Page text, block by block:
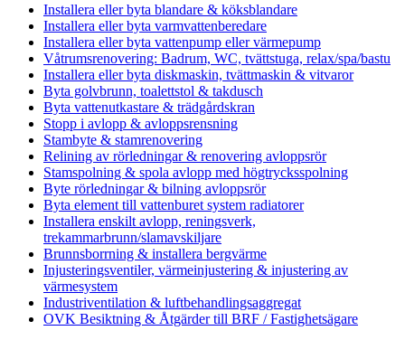
Installera eller byta blandare & köksblandare
Installera eller byta varmvattenberedare
Installera eller byta vattenpump eller värmepump
Våtrumsrenovering: Badrum, WC, tvättstuga, relax/spa/bastu
Installera eller byta diskmaskin, tvättmaskin & vitvaror
Byta golvbrunn, toalettstol & takdusch
Byta vattenutkastare & trädgårdskran
Stopp i avlopp & avloppsrensning
Stambyte & stamrenovering
Relining av rörledningar & renovering avloppsrör
Stamspolning & spola avlopp med högtrycksspolning
Byte rörledningar & bilning avloppsrör
Byta element till vattenburet system radiatorer
Installera enskilt avlopp, reningsverk,
trekammarbrunn/slamavskiljare
Brunnsborrning & installera bergvärme
Injusteringsventiler, värmeinjustering & injustering av
värmesystem
Industriventilation & luftbehandlingsaggregat
OVK Besiktning & Åtgärder till BRF / Fastighetsägare